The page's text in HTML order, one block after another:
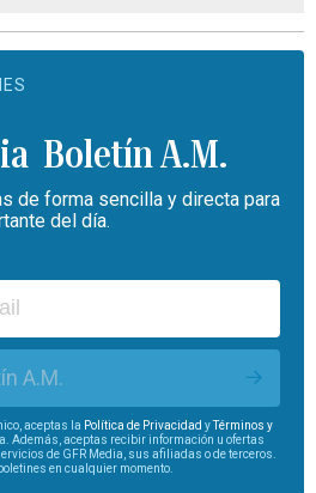
Boletín A.M.
de forma sencilla y directa para
del día.
A.M.
aceptas la Política de Privacidad yTérminos y
Además, aceptas recibir información u ofertas
de GFR Media, sus afiliadas o de terceros.
en cualquier momento.